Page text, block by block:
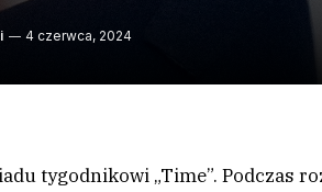
4 czerwca, 2024
tygodnikowi „Time”. Podczas